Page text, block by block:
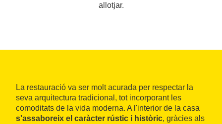
allotjar.
La restauració va ser molt acurada per respectar la
seva arquitectura tradicional, tot incorporant les
comoditats de la vida moderna. A l'interior de la casa
s'assaboreix el caràcter rústic i històric, gràcies als